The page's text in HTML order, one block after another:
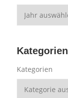
Kategorien
Kategorien